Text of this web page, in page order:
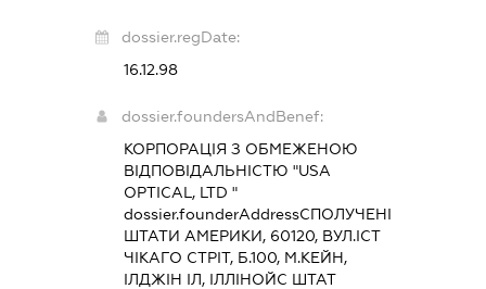
dossier.regDate:
16.12.98
dossier.foundersAndBenef:
КОРПОРАЦІЯ З ОБМЕЖЕНОЮ
ВІДПОВІДАЛЬНІСТЮ "USA
OPTICAL, LTD "
dossier.founderAddressСПОЛУЧЕНІ
ШТАТИ АМЕРИКИ, 60120, ВУЛ.ІСТ
ЧІКАГО СТРІТ, Б.100, М.КЕЙН,
ІЛДЖІН ІЛ, ІЛЛІНОЙС ШТАТ